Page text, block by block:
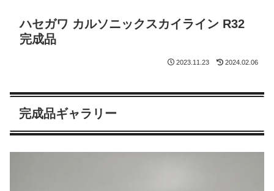
ハセガワ カルソニックスカイライン R32
完成品
2023.11.23 2024.02.06
完成品ギャラリー